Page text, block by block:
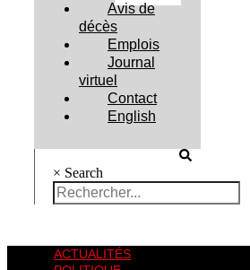
Avis de
décès
Emplois
Journal
virtuel
Contact
English
× Search
ACTUALITÉS